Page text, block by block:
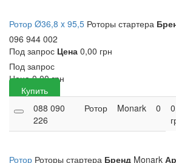
Ротор Ø36,8 x 95,5 Роторы стартера
096 944 002
Под запрос Цена 0,00 грн
Под запрос
Цена 0,00грн
Купить
088 090
226
Ротор Monark 0
Ротор Роторы стартера Бренд Monark